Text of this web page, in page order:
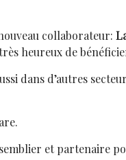
collaborateur:
heureux de
dans d’autres
et partenaire